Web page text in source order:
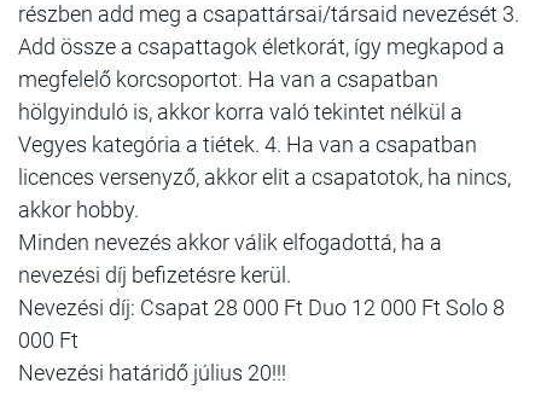
részben add meg a csapattársai/társaid nevezését 3.
Add össze a csapattagok életkorát, így megkapod a
megfelelő korcsoportot. Ha van a csapatban
hölgyinduló is, akkor korra való tekintet nélkül a
Vegyes kategória a tiétek. 4. Ha van a csapatban
licences versenyző, akkor elit a csapatotok, ha nincs,
akkor hobby.
Minden nevezés akkor válik elfogadottá, ha a
nevezési díj befizetésre kerül.
Nevezési díj: Csapat 28 000 Ft Duo 12 000 Ft Solo 8
000 Ft
Nevezési határidő július 20!!!